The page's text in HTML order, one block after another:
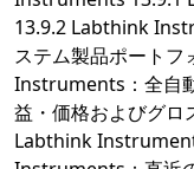
13.9.2 Labthink
ステム製品ポート
Instruments：全自
益・価格およびグロ
Labthink